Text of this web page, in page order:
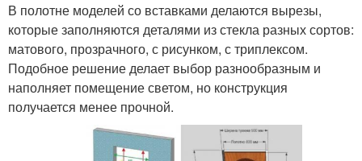
В полотне моделей со вставками делаются вырезы,
которые заполняются деталями из стекла разных сортов:
матового, прозрачного, с рисунком, с триплексом.
Подобное решение делает выбор разнообразным и
наполняет помещение светом, но конструкция
получается менее прочной.